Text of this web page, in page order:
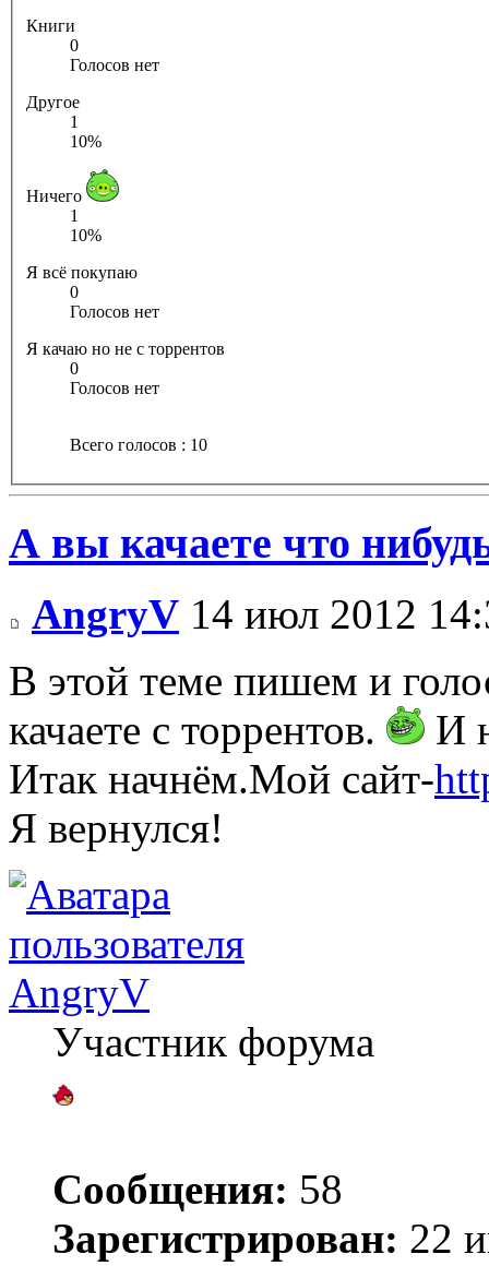
Книги
0
Голосов нет
Другое
1
10%
Ничего
1
10%
Я всё покупаю
0
Голосов нет
Я качаю но не с торрентов
0
Голосов нет
Всего голосов : 10
А вы качаете что
AngryV 14 июл 2012
В этой теме пишем и
качаете с торрентов.
И
Итак начнём.Мой сайт-
Я вернулся!
AngryV
Участник форума
Сообщения: 58
Зарегистрирован: 22